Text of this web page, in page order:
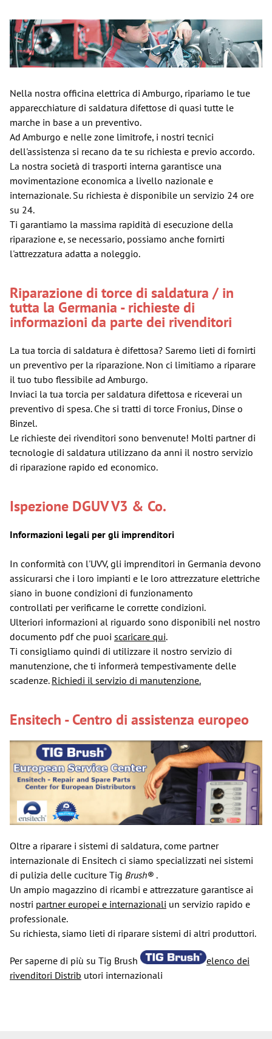
Nella nostra officina elettrica di Amburgo, ripariamo le tue
apparecchiature di saldatura difettose di quasi tutte le
marche in base a un preventivo.
Ad Amburgo e nelle zone limitrofe, i nostri tecnici
dell'assistenza si recano da te su richiesta e previo accordo.
La nostra società di trasporti interna garantisce una
movimentazione economica a livello nazionale e
internazionale. Su richiesta è disponibile un servizio 24 ore
su 24.
Ti garantiamo la massima rapidità di esecuzione della
riparazione e, se necessario, possiamo anche fornirti
l'attrezzatura adatta a noleggio.
Riparazione di torce di saldatura / in
tutta la Germania - richieste di
informazioni da parte dei rivenditori
La tua torcia di saldatura è difettosa? Saremo lieti di fornirti
un preventivo per la riparazione. Non ci limitiamo a riparare
il tuo tubo flessibile ad Amburgo.
Inviaci la tua torcia per saldatura difettosa e riceverai un
preventivo di spesa. Che si tratti di torce Fronius, Dinse o
Binzel.
Le richieste dei rivenditori sono benvenute! Molti partner di
tecnologie di saldatura utilizzano da anni il nostro servizio
di riparazione rapido ed economico.
Ispezione DGUV V3 & Co.
Informazioni legali per gli imprenditori
In conformità con l'UVV, gli imprenditori in Germania devono
assicurarsi che i loro impianti e le loro attrezzature elettriche
siano in buone condizioni di funzionamento
controllati per verificarne le corrette condizioni.
Ulteriori informazioni al riguardo sono disponibili nel nostro
documento pdf che puoi scaricare qui.
Ti consigliamo quindi di utilizzare il nostro servizio di
manutenzione, che ti informerà tempestivamente delle
scadenze. Richiedi il servizio di manutenzione.
Ensitech - Centro di assistenza europeo
Oltre a riparare i sistemi di saldatura, come partner
internazionale di Ensitech ci siamo specializzati nei sistemi
di pulizia delle cuciture Tig Brush® .
Un ampio magazzino di ricambi e attrezzature garantisce ai
nostri partner europei e internazionali un servizio rapido e
professionale.
Su richiesta, siamo lieti di riparare sistemi di altri produttori.
Per saperne di più su Tig Brush
elenco dei
rivenditori Distrib utori internazionali